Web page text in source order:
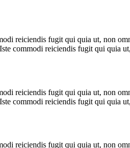
reiciendis fugit qui quia ut, non
commodi reiciendis fugit qui
reiciendis fugit qui quia ut, non
commodi reiciendis fugit qui
reiciendis fugit qui quia ut, non